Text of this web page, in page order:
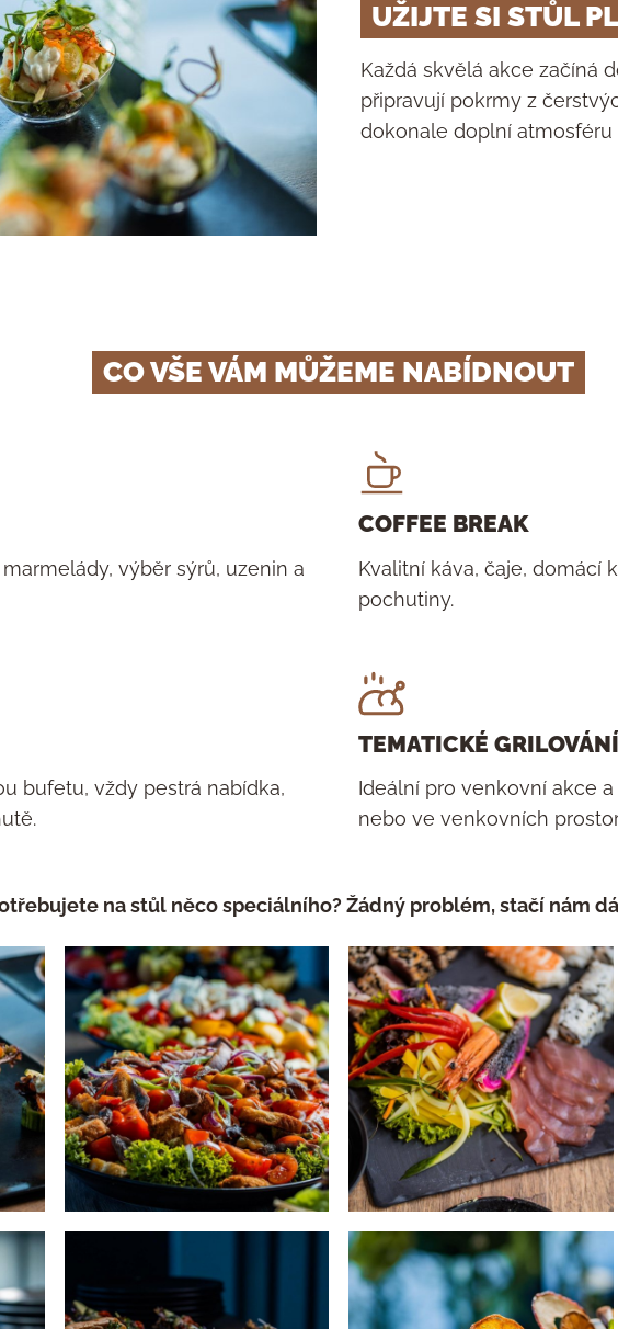
Lobby bar
Jak k nám
Vánoční večírek
Teambuildingy a
UŽIJTE SI STŮL
Každá skvělá akce začíná
připravují pokrmy z
dokonale doplní atmosféru
CO VŠE VÁM MŮŽEME NABÍDNOUT
výběr sýrů, uzenin a
COFFEE BREAK
Kvalitní káva, čaje, domácí
pochutiny.
bufetu, vždy pestrá nabídka,
TEMATICKÉ GRILOVÁNÍ
Ideální pro venkovní akce
nebo ve venkovních
na stůl něco speciálního? Žádný problém, stačí nám